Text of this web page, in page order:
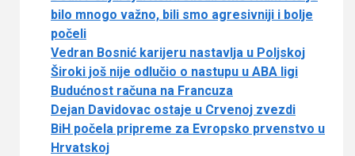
bilo mnogo važno, bili smo agresivniji i bolje
počeli
Vedran Bosnić karijeru nastavlja u Poljskoj
Široki još nije odlučio o nastupu u ABA ligi
Budućnost računa na Francuza
Dejan Davidovac ostaje u Crvenoj zvezdi
BiH počela pripreme za Evropsko prvenstvo u
Hrvatskoj